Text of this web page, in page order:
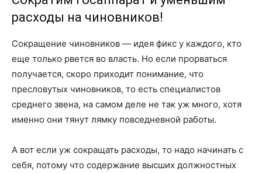
расходы на чиновников!
Сокращение чиновников — идея фикс у каждого, кто
еще только рвется во власть. Но если прорваться
получается, скоро приходит понимание, что
пресловутых чиновников, то есть специалистов
среднего звена, на самом деле не так уж много, хотя
именно они тянут лямку повседневной работы.
А вот если уж сокращать расходы, то надо начинать с
себя, потому что содержание высших должностных